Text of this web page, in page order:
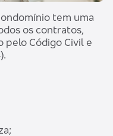
tem uma
os contratos,
pelo Código Civil e